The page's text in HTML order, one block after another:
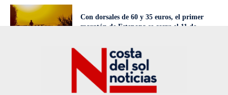
Con dorsales de 60 y 35 euros, el primer
maratón de Estepona se corre el 11 de